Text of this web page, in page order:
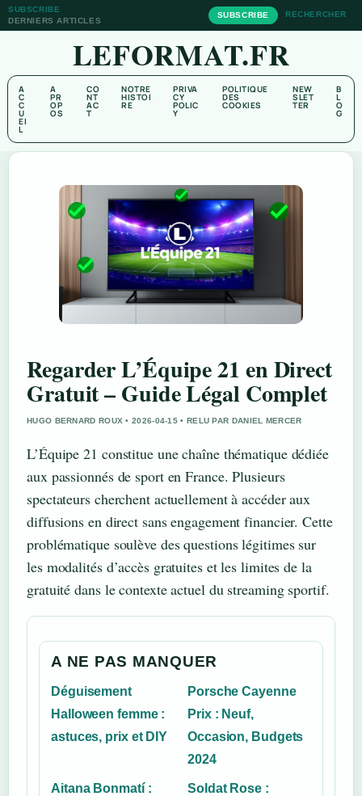
SUBSCRIBE
DERNIERS ARTICLES
SUBSCRIBE RECHERCHER
LEFORMAT.FR
A
C
C
U
EI
L
A
PR
OP
OS
CO
NT
AC
T
NOTRE
HISTOI
RE
PRIVA
CY
POLIC
Y
POLITIQUE
DES
COOKIES
NEW
SLET
TER
B
L
O
G
Regarder L’Équipe 21 en Direct
Gratuit – Guide Légal Complet
HUGO BERNARD ROUX • 2026-04-15 • RELU PAR DANIEL MERCER
L’Équipe 21 constitue une chaîne thématique dédiée
aux passionnés de sport en France. Plusieurs
spectateurs cherchent actuellement à accéder aux
diffusions en direct sans engagement financier. Cette
problématique soulève des questions légitimes sur
les modalités d’accès gratuites et les limites de la
gratuité dans le contexte actuel du streaming sportif.
A NE PAS MANQUER
Déguisement
Halloween femme :
astuces, prix et DIY
Porsche Cayenne
Prix : Neuf,
Occasion, Budgets
2024
Aitana Bonmatí :
Soldat Rose :